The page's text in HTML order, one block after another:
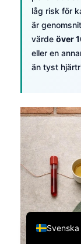
låg risk för
är
värde över
eller en
än tyst
Svenska
English
Deutsch
العربية
Français
Italiano
Türkçe
Română